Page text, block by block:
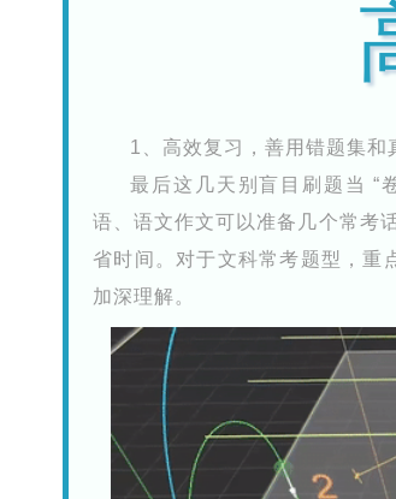
1、高效复习，善用错题集和
最后这几天别盲目刷题当 “
语、语文作文可以准备几个常考
省时间。 对于文科常考题型，重
加深理解。